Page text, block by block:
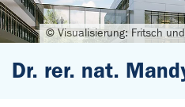
© Visualisierung: Fritsch
Dr. rer. nat.